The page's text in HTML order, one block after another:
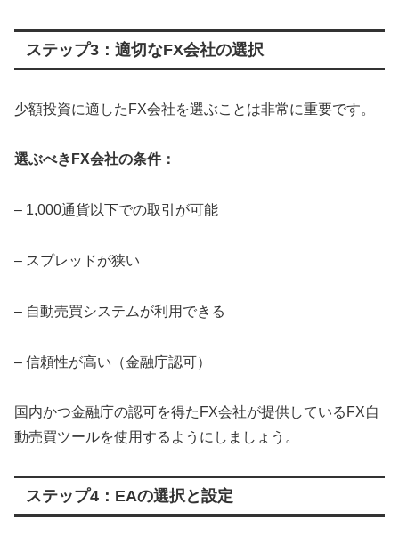
ステップ3：適切なFX会社の選択
少額投資に適したFX会社を選ぶことは非常に重要です。
選ぶべきFX会社の条件：
– 1,000通貨以下での取引が可能
– スプレッドが狭い
– 自動売買システムが利用できる
– 信頼性が高い（金融庁認可）
国内かつ金融庁の認可を得たFX会社が提供しているFX自
動売買ツールを使用するようにしましょう。
ステップ4：EAの選択と設定